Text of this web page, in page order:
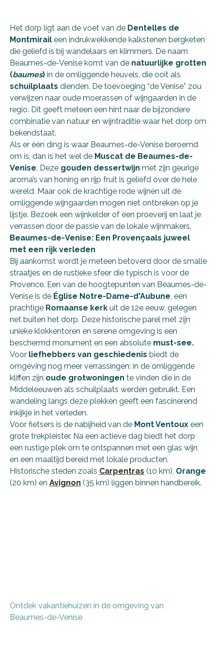
Het dorp ligt aan de voet van de Dentelles de
Montmirail een indrukwekkende kalkstenen bergketen
die geliefd is bij wandelaars en klimmers. De naam
Beaumes-de-Venise komt van de natuurlijke grotten
(baumes) in de omliggende heuvels, die ooit als
schuilplaats dienden. De toevoeging “de Venise” zou
verwijzen naar oude moerassen of wijngaarden in de
regio. Dit geeft meteen een hint naar de bijzondere
combinatie van natuur en wijntraditie waar het dorp om
bekendstaat.
Als er één ding is waar Beaumes-de-Venise beroemd
om is, dan is het wel de Muscat de Beaumes-de-
Venise. Deze gouden dessertwijn met zijn geurige
aroma’s van honing en rijp fruit is geliefd over de hele
wereld. Maar ook de krachtige rode wijnen uit de
omliggende wijngaarden mogen niet ontbreken op je
lijstje. Bezoek een wijnkelder of een proeverij en laat je
verrassen door de passie van de lokale wijnmakers.
Beaumes-de-Venise: Een Provençaals juweel
met een rijk verleden
Bij aankomst wordt je meteen betoverd door de smalle
straatjes en de rustieke sfeer die typisch is voor de
Provence. Een van de hoogtepunten van Beaumes-de-
Venise is de Église Notre-Dame-d'Aubune, een
prachtige Romaanse kerk uit de 12e eeuw, gelegen
net buiten het dorp. Deze historische parel met zijn
unieke klokkentoren en serene omgeving is een
beschermd monument en een absolute must-see.
Voor liefhebbers van geschiedenis biedt de
omgeving nog meer verrassingen: in de omliggende
kliffen zijn oude grotwoningen te vinden die in de
Middeleeuwen als schuilplaats werden gebruikt. Een
wandeling langs deze plekken geeft een fascinerend
inkijkje in het verleden.
Voor fietsers is de nabijheid van de Mont Ventoux een
grote trekpleister. Na een actieve dag biedt het dorp
een rustige plek om te ontspannen met een glas wijn
en een maaltijd bereid met lokale producten.
Historische steden zoals Carpentras (10 km), Orange
(20 km) en Avignon (35 km) liggen binnen handbereik.
Ontdek vakantiehuizen in de omgeving van
Beaumes-de-Venise